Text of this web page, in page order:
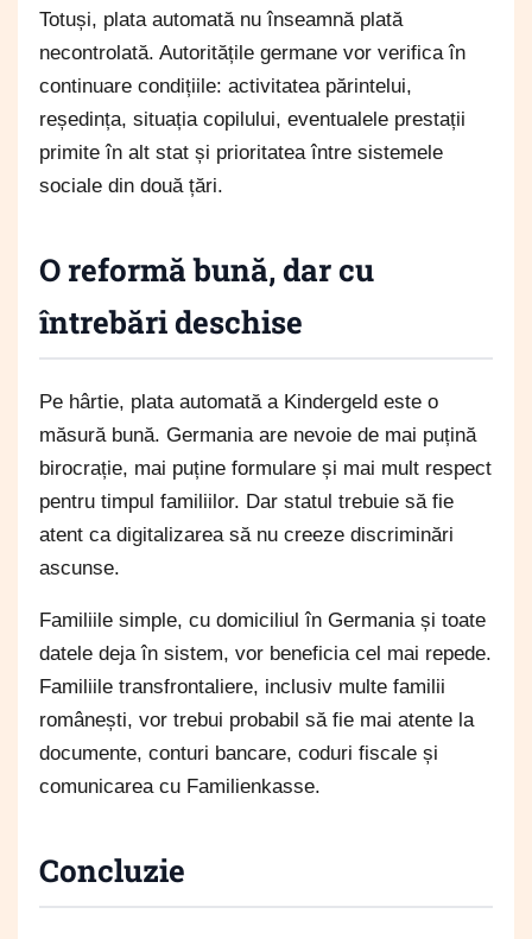
Totuși, plata automată nu înseamnă plată
necontrolată. Autoritățile germane vor verifica în
continuare condițiile: activitatea părintelui,
reședința, situația copilului, eventualele prestații
primite în alt stat și prioritatea între sistemele
sociale din două țări.
O reformă bună, dar cu
întrebări deschise
Pe hârtie, plata automată a Kindergeld este o
măsură bună. Germania are nevoie de mai puțină
birocrație, mai puține formulare și mai mult respect
pentru timpul familiilor. Dar statul trebuie să fie
atent ca digitalizarea să nu creeze discriminări
ascunse.
Familiile simple, cu domiciliul în Germania și toate
datele deja în sistem, vor beneficia cel mai repede.
Familiile transfrontaliere, inclusiv multe familii
românești, vor trebui probabil să fie mai atente la
documente, conturi bancare, coduri fiscale și
comunicarea cu Familienkasse.
Concluzie